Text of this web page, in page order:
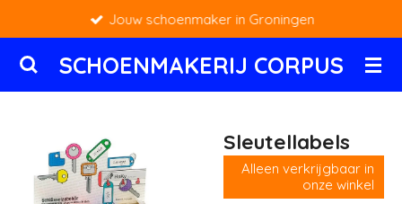
naar
de
SCHOENMAKERIJ CORPUS
Jouw schoenmaker in Groningen
Sleutellabels
Alleen verkrijgbaar in
onze winkel